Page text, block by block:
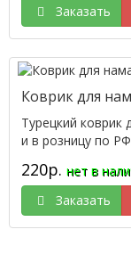
Заказать
Коврик для
Турецкий
и в розницу по
220р. нет в
Заказать